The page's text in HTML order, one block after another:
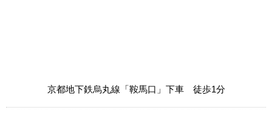
京都地下鉄烏丸線「鞍馬口」下車 徒歩1分